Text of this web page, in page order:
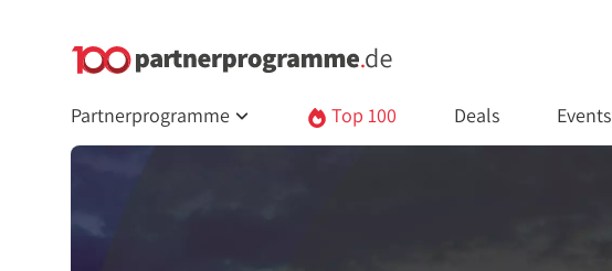
Partnerprogramme Top 100 Deals Events